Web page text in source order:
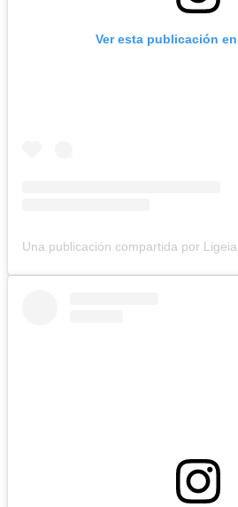
Ver esta publicación